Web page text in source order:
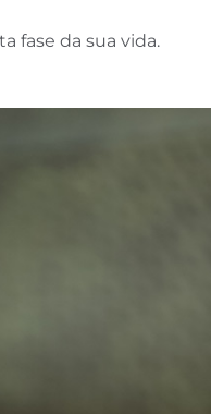
fase da sua vida.